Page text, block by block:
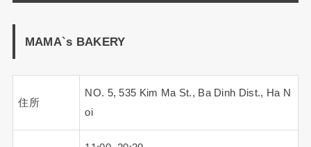
MAMA`s BAKERY
住所
NO. 5, 535 Kim Ma St., Ba Dinh Dist., Ha N
oi